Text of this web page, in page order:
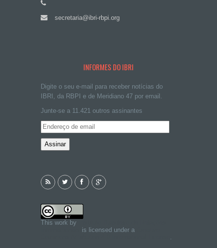
secretaria@ibri-rbpi.org
INFORMES DO IBRI
Digite o seu e-mail para receber notícias do
IBRI, da RBPI e de Meridiano 47 por email.
Junte-se a 11.421 outros assinantes
Endereço
de
email
This work by
is licensed under a
.